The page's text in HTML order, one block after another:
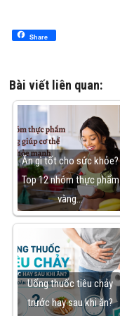
Share
Bài viết liên quan:
Ăn gì tốt cho sức khỏe?
Top 12 nhóm thực phẩm
vàng…
Uống thuốc tiêu chảy
trước hay sau khi ăn?